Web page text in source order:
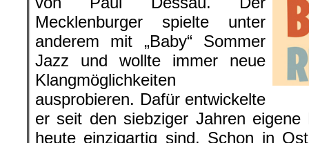
Mecklenburger spielte unter
anderem mit „Baby“ Sommer
Jazz und wollte immer neue
Klangmöglichkeiten
ausprobieren. Dafür entwickelte
er seit den siebziger Jahren eigene
heute einzigartig sind. Schon in